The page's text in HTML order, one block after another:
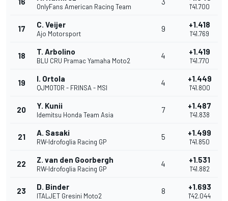
OnlyFans American Racing Team 1'41.700
17 C. Veijer
Ajo Motorsport
9 +1.418
1'41.769
18 T. Arbolino
BLU CRU Pramac Yamaha Moto2
4 +1.419
1'41.770
19 I. Ortola
QJMOTOR - FRINSA - MSI
4 +1.449
1'41.800
20 Y. Kunii
Idemitsu Honda Team Asia
7 +1.487
1'41.838
21 A. Sasaki
RW-Idrofoglia Racing GP
5 +1.499
1'41.850
22 Z. van den Goorbergh
RW-Idrofoglia Racing GP
4 +1.531
1'41.882
23 D. Binder
ITALJET Gresini Moto2
8 +1.693
1'42.044